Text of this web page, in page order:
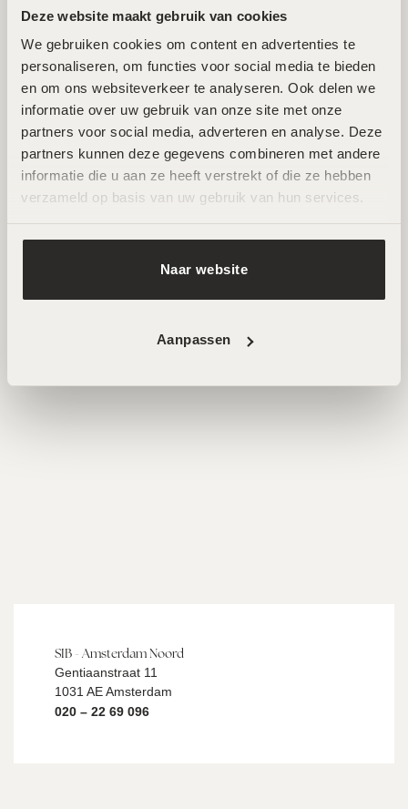
Deze website maakt gebruik van cookies
We gebruiken cookies om content en advertenties te
personaliseren, om functies voor social media te bieden
en om ons websiteverkeer te analyseren. Ook delen we
informatie over uw gebruik van onze site met onze
partners voor social media, adverteren en analyse. Deze
partners kunnen deze gegevens combineren met andere
informatie die u aan ze heeft verstrekt of die ze hebben
verzameld op basis van uw gebruik van hun services.
Naar website
Aanpassen
Twee toplocaties in Amsterdam Noord en
Zuid
Wij ontvangen je graag in een van onze twee
hoogwaardige salons in Amsterdam Noord en Zuid. Hier
voor huidverbetering. Beide locaties zijn goed bereikbaar
SIB - Amsterdam Noord
Gentiaanstraat 11
1031 AE Amsterdam
020 – 22 69 096